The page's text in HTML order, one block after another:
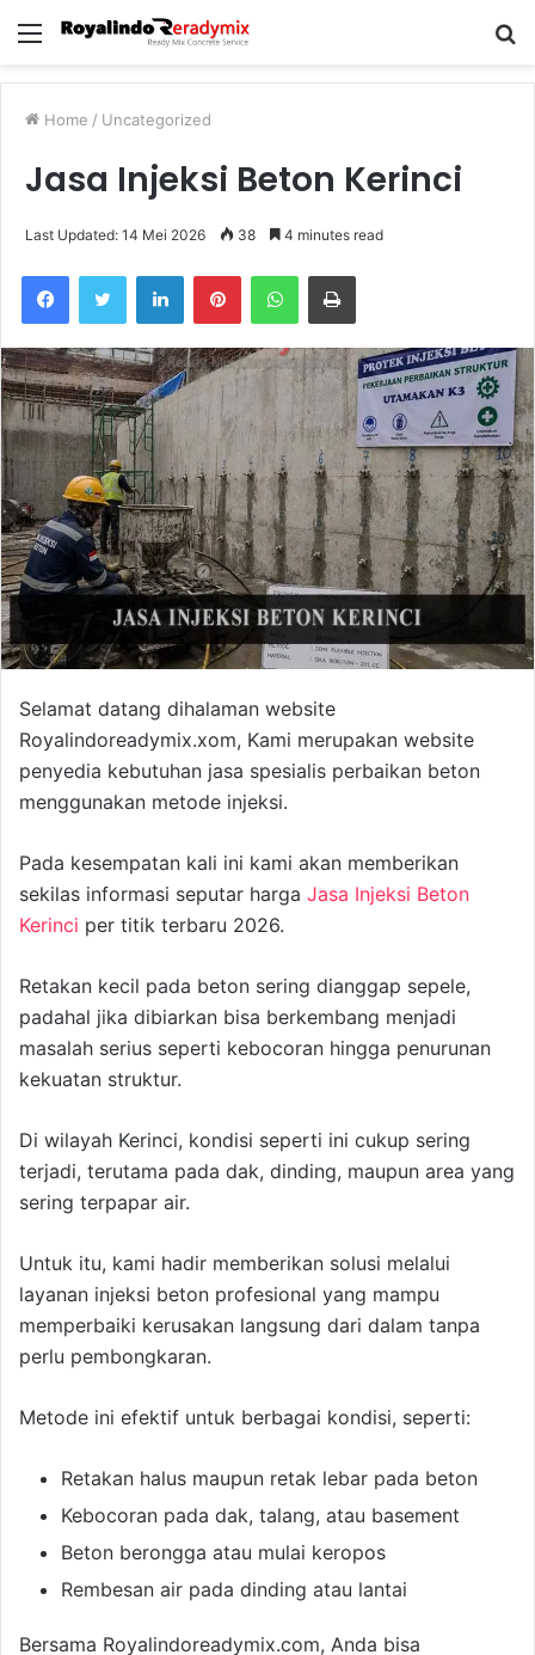
Menu
Home / Uncategorized
Jasa Injeksi Beton Kerinci
Last Updated: 14 Mei 2026 38 4 minutes read
FacebookTwitter LinkedInPinterestWhatsAppPrint
Selamat datang dihalaman website
Royalindoreadymix.xom, Kami merupakan website
penyedia kebutuhan jasa spesialis perbaikan beton
menggunakan metode injeksi.
Pada kesempatan kali ini kami akan memberikan
sekilas informasi seputar harga Jasa Injeksi Beton
Kerinci per titik terbaru 2026.
Retakan kecil pada beton sering dianggap sepele,
padahal jika dibiarkan bisa berkembang menjadi
masalah serius seperti kebocoran hingga penurunan
kekuatan struktur.
Di wilayah Kerinci, kondisi seperti ini cukup sering
terjadi, terutama pada dak, dinding, maupun area yang
sering terpapar air.
Untuk itu, kami hadir memberikan solusi melalui
layanan injeksi beton profesional yang mampu
memperbaiki kerusakan langsung dari dalam tanpa
perlu pembongkaran.
Metode ini efektif untuk berbagai kondisi, seperti:
Retakan halus maupun retak lebar pada beton
Kebocoran pada dak, talang, atau basement
Beton berongga atau mulai keropos
Rembesan air pada dinding atau lantai
Bersama Royalindoreadymix.com, Anda bisa